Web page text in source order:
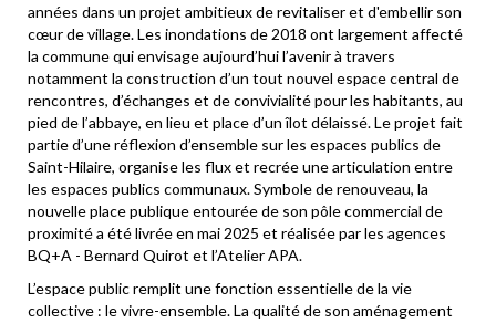
années dans un projet ambitieux de revitaliser et d'embellir son
cœur de village. Les inondations de 2018 ont largement affecté
la commune qui envisage aujourd’hui l’avenir à travers
notamment la construction d’un tout nouvel espace central de
rencontres, d’échanges et de convivialité pour les habitants, au
pied de l’abbaye, en lieu et place d’un îlot délaissé. Le projet fait
partie d’une réflexion d’ensemble sur les espaces publics de
Saint-Hilaire, organise les flux et recrée une articulation entre
les espaces publics communaux. Symbole de renouveau, la
nouvelle place publique entourée de son pôle commercial de
proximité a été livrée en mai 2025 et réalisée par les agences
BQ+A - Bernard Quirot et l’Atelier APA.
L’espace public remplit une fonction essentielle de la vie
collective : le vivre-ensemble. La qualité de son aménagement